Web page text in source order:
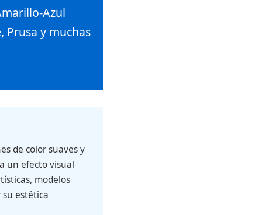
Azul 
Prusa y muchas
de color suaves y
un efecto visual
modelos
estética